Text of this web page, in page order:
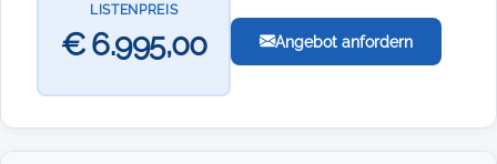
LISTENPREIS
€ 6.995,00 Angebot anfordern